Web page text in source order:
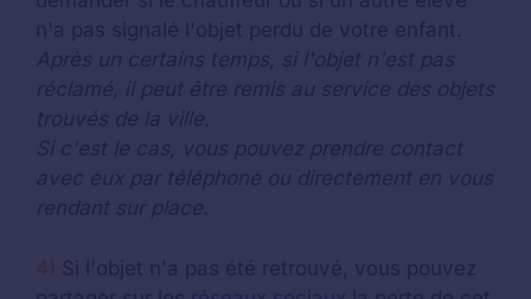
n'a pas signalé l'objet perdu de votre enfant.
Après un certains temps, si l'objet n'est pas
réclamé, il peut être remis au service des objets
trouvés de la ville.
Si c'est le cas, vous pouvez prendre contact
avec eux par téléphone ou directement en vous
rendant sur place.
4) Si l'objet n'a pas été retrouvé, vous pouvez